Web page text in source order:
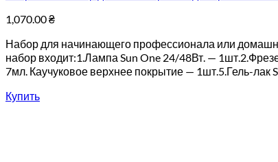
1,070.00₴
Набор для начинающего профессионала или
набор входит:1.Лампа Sun One 24/48Вт. —
7мл. Каучуковое верхнее покрытие — 1шт.5.Гель-лак
Купить